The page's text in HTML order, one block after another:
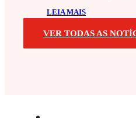
LEIA MAIS
VER TODAS AS